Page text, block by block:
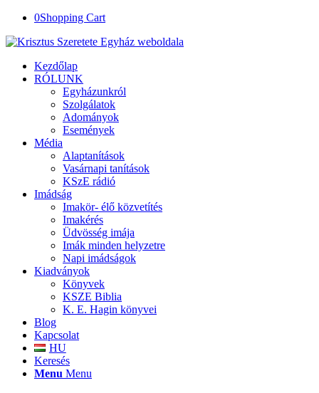
0Shopping Cart
Kezdőlap
RÓLUNK
Egyházunkról
Szolgálatok
Adományok
Események
Média
Alaptanítások
Vasárnapi tanítások
KSzE rádió
Imádság
Imakör- élő közvetítés
Imakérés
Üdvösség imája
Imák minden helyzetre
Napi imádságok
Kiadványok
Könyvek
KSZE Biblia
K. E. Hagin könyvei
Blog
Kapcsolat
HU
Keresés
Menu Menu